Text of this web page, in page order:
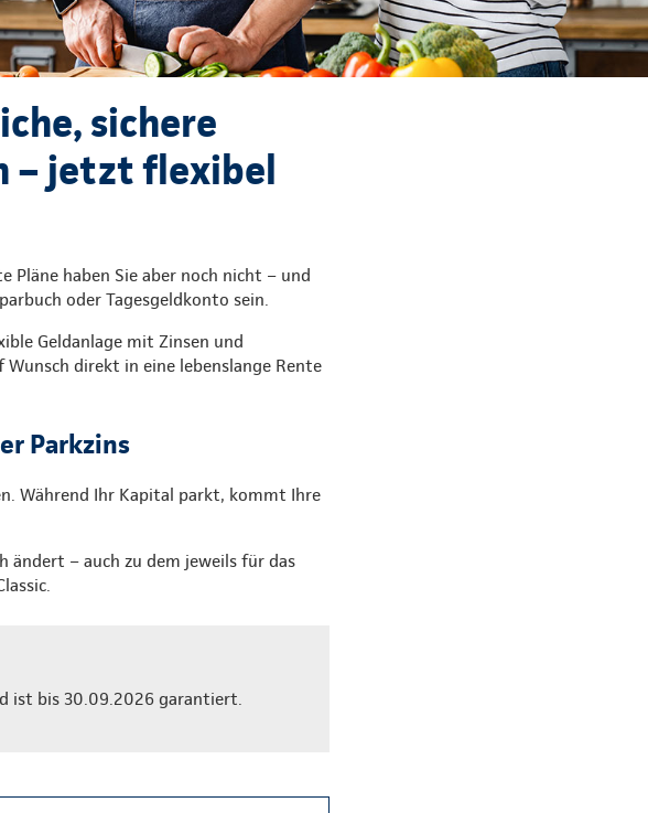
sichere
– jetzt flexibel
Pläne haben Sie aber noch nicht – und
oder Tagesgeldkonto sein.
Geldanlage mit Zinsen und
Wunsch direkt in eine lebenslange Rente
Parkzins
Während Ihr Kapital parkt, kommt Ihre
ändert – auch zu dem jeweils für das
ist bis 30.09.2026 garantiert.